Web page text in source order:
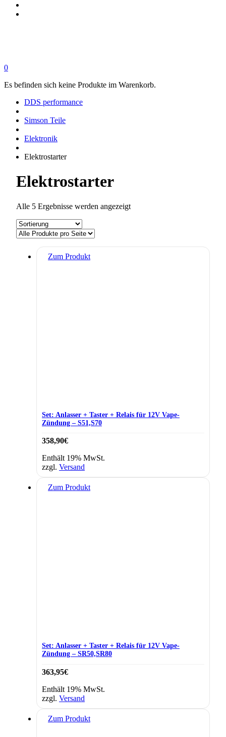
0
Es befinden sich keine Produkte im Warenkorb.
DDS performance
Simson Teile
Elektronik
Elektrostarter
Elektrostarter
Alle 5 Ergebnisse werden angezeigt
Zum Produkt
Set: Anlasser + Taster + Relais für 12V Vape-
Zündung – S51,S70
358,90€
Enthält 19% MwSt.
zzgl. Versand
Zum Produkt
Set: Anlasser + Taster + Relais für 12V Vape-
Zündung – SR50,SR80
363,95€
Enthält 19% MwSt.
zzgl. Versand
Zum Produkt